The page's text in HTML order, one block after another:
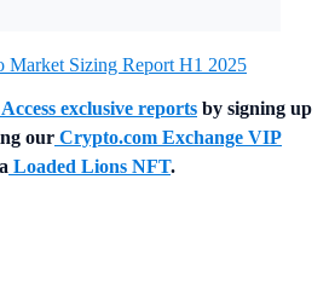
Market Sizing Report H1 2025
Access exclusive reports by signing up
our Crypto.com Exchange VIP
Loaded Lions NFT.